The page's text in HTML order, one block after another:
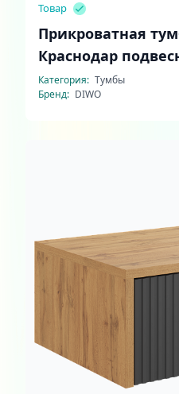
Товар
Прикроватная
Краснодар
белый, дуб вотан,
Категория: Тумбы
Бренд: DIWO